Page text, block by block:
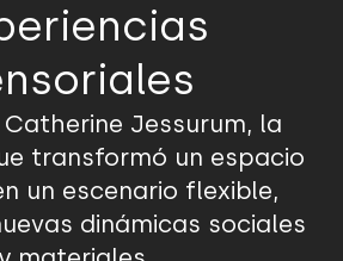
Jessurum, la
transformó un espacio
un escenario flexible,
dinámicas sociales